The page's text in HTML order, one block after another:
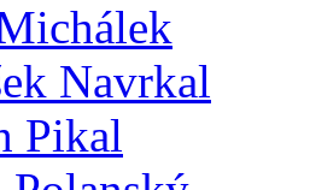
Navrkal
Pikal